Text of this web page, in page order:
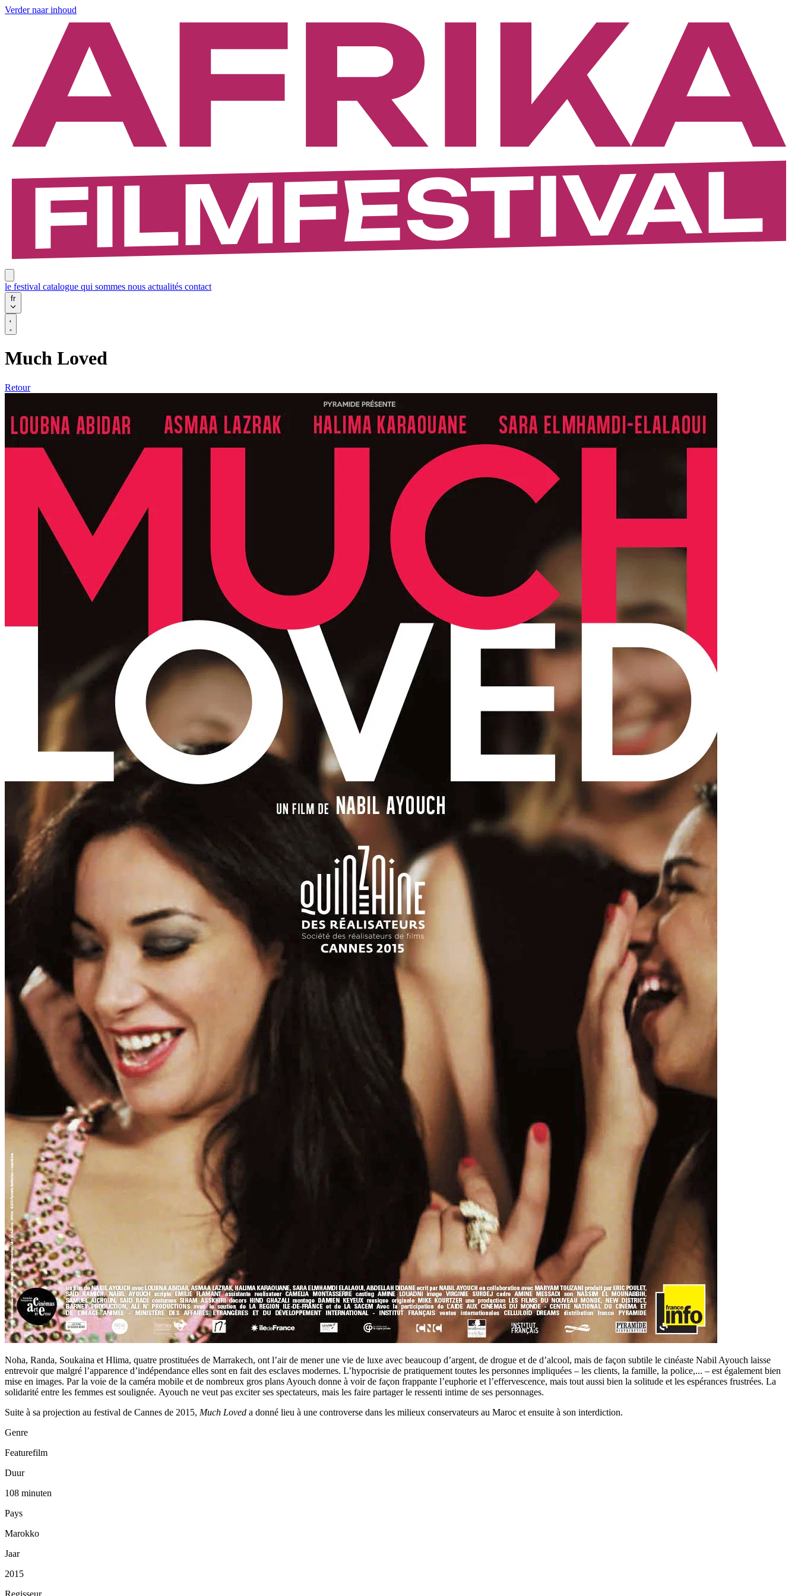
Verder naar inhoud
le festival catalogue qui sommes nous actualités contact
fr
Much Loved
Retour
Noha, Randa, Soukaina et Hlima, quatre prostituées de Marrakech, ont l’air de mener une vie de luxe avec beaucoup d’argent, de drogue et de d’alcool, mais de façon subtile le cinéaste Nabil Ayouch laisse
entrevoir que malgré l’apparence d’indépendance elles sont en fait des esclaves modernes. L’hypocrisie de pratiquement toutes les personnes impliquées – les clients, la famille, la police,... – est également bien
mise en images. Par la voie de la caméra mobile et de nombreux gros plans Ayouch donne à voir de façon frappante l’euphorie et l’effervescence, mais tout aussi bien la solitude et les espérances frustrées. La
solidarité entre les femmes est soulignée. Ayouch ne veut pas exciter ses spectateurs, mais les faire partager le ressenti intime de ses personnages.
Suite à sa projection au festival de Cannes de 2015, Much Loved a donné lieu à une controverse dans les milieux conservateurs au Maroc et ensuite à son interdiction.
Genre
Featurefilm
Duur
108 minuten
Pays
Marokko
Jaar
2015
Regisseur